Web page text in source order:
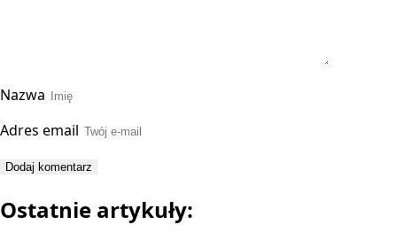
Nazwa
Adres email
Ostatnie artykuły: